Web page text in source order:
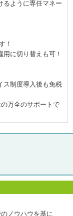
るように専任マネー
！
に切り替えも可！
ス制度導入後も免税
万全のサポートで
ノウハウを基に